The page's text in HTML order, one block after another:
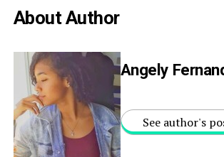
About Author
Angely
See author's